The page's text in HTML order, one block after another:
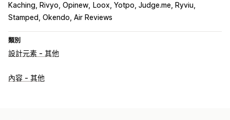
Kaching, Rivyo, Opinew
Loox, Yotpo, Judge.me, Ryviu
Stamped, Okendo, Air Reviews
類別
設計元素 - 其他
內容 - 其他